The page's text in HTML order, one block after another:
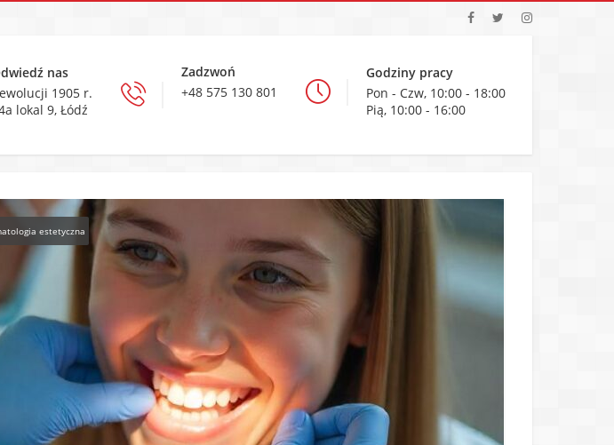
nas
1905 r.
lokal 9, Łódź
Zadzwoń
+48 575 130 801
Godziny pracy
Pon - Czw, 10:00 - 18:00
Pią, 10:00 - 16:00
estetyczna